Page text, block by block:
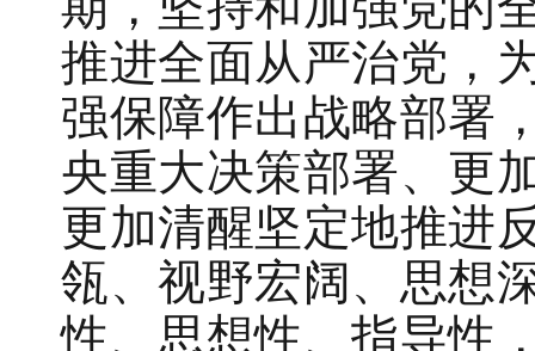
推进全面从严治党，
强保障作出战略部署
央重大决策部署、更
更加清醒坚定地推进
瓴、视野宏阔、思想
性、思想性、指导性